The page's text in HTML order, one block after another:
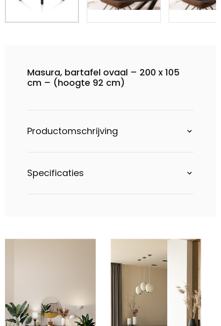
Masura, bartafel ovaal – 200 x 105
cm – (hoogte 92 cm)
Productomschrijving
Specificaties